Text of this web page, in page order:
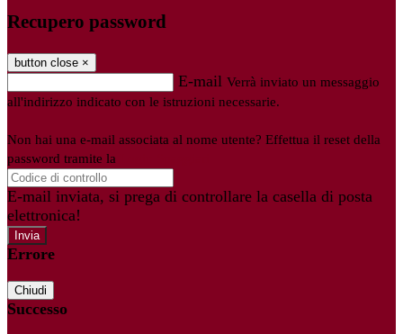
Recupero password
button close ×
E-mail Verrà inviato un messaggio
all'indirizzo indicato con le istruzioni necessarie.
Non hai una e-mail associata al nome utente? Effettua il reset della
password tramite la
E-mail inviata, si prega di controllare la casella di posta
elettronica!
Errore
Chiudi
Successo